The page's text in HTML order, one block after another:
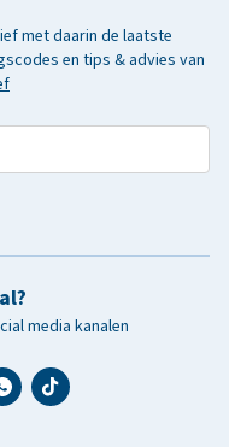
met daarin de laatste
en tips & advies van
media kanalen